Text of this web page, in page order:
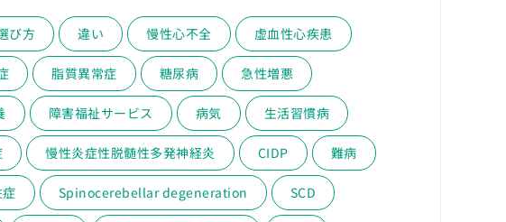
び方 違い 慢性心不全 虚血性心疾患
脂質異常症 糖尿病 急性増悪
障害福祉サービス 病気 生活習慣病
慢性炎症性脱髄性多発神経炎 CIDP 難病
Spinocerebellar degeneration SCD